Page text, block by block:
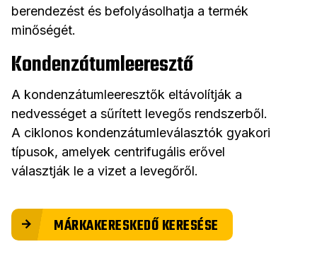
berendezést és befolyásolhatja a termék
minőségét.
Kondenzátumleeresztő
A kondenzátumleeresztők eltávolítják a
nedvességet a sűrített levegős rendszerből.
A ciklonos kondenzátumleválasztók gyakori
típusok, amelyek centrifugális erővel
választják le a vizet a levegőről.
MÁRKAKERESKEDŐ KERESÉSE